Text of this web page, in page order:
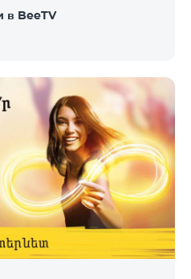
в BeeTV